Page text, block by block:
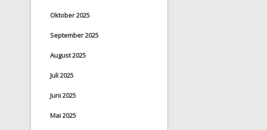
Oktober 2025
September 2025
August 2025
Juli 2025
Juni 2025
Mai 2025